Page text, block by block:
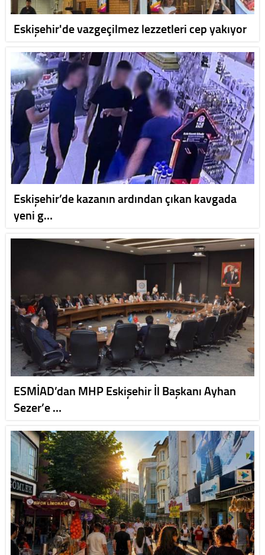
Eskişehir'de vazgeçilmez lezzetleri cep yakıyor
Eskişehir’de kazanın ardından çıkan kavgada
yeni g…
ESMİAD’dan MHP Eskişehir İl Başkanı Ayhan
Sezer’e …